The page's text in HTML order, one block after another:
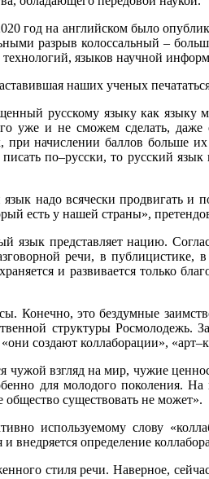
год на английском было
разрыв колоссальный –
технологий, языков научной
наших ученых
русскому языку как языку
уже и не сможем сделать,
при начислении баллов больше
по–русски, то русский
надо всячески продвигать
есть у нашей страны»,
представляет нацию.
речи, в
и развивается только
Конечно, это бездумные
структуры Росмолодежь.
создают коллаборации»,
взгляд на мир, чужие
для молодого поколения.
общество существовать не может».
используемому слову
определение
стиля речи. Наверное,